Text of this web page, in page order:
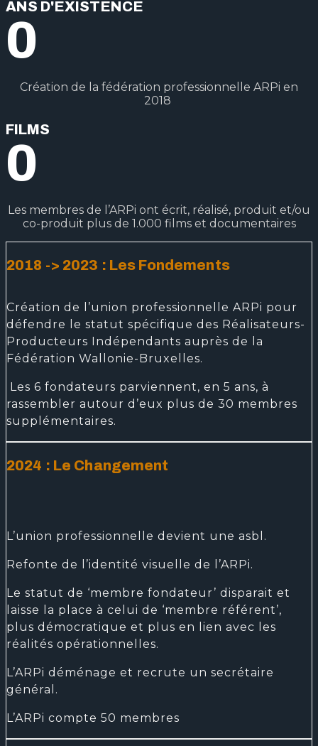
ANS D'EXISTENCE
0
Création de la fédération professionnelle ARPi en
2018
FILMS
0
Les membres de l’ARPi ont écrit, réalisé, produit et/ou
co-produit plus de 1.000 films et documentaires
2018 -> 2023 : Les Fondements
Création de l’union professionnelle ARPi pour
défendre le statut spécifique des Réalisateurs-
Producteurs Indépendants auprès de la
Fédération Wallonie-Bruxelles.
Les 6 fondateurs parviennent, en 5 ans, à
rassembler autour d’eux plus de 30 membres
supplémentaires.
2024 : Le Changement
L’union professionnelle devient une asbl.
Refonte de l’identité visuelle de l’ARPi.
Le statut de ‘membre fondateur’ disparait et
laisse la place à celui de ‘membre référent’,
plus démocratique et plus en lien avec les
réalités opérationnelles.
L’ARPi déménage et recrute un secrétaire
général.
L’ARPi compte 50 membres